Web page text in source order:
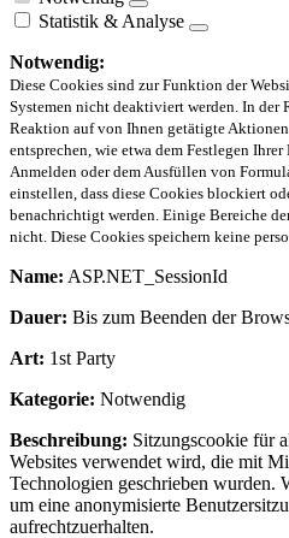
Statistik & Analyse
Notwendig:
Diese Cookies sind zur Funktion der
Systemen nicht deaktiviert werden. In der
Reaktion auf von Ihnen getätigte
entsprechen, wie etwa dem Festlegen
Anmelden oder dem Ausfüllen von
einstellen, dass diese Cookies blockiert
benachrichtigt werden. Einige Bereiche
nicht. Diese Cookies speichern keine
Name: ASP.NET_SessionId
Dauer: Bis zum Beenden der
Art: 1st Party
Kategorie: Notwendig
Beschreibung: Sitzungscookie für
Websites verwendet wird, die mit
Technologien geschrieben wurden.
um eine anonymisierte
aufrechtzuerhalten.